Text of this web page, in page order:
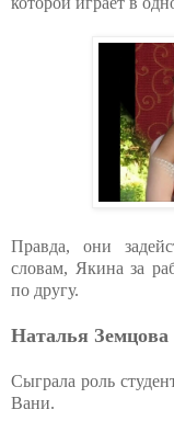
Правда, они
словам, Якина за
по другу.
Наталья Земцова
Сыграла роль
Вани.